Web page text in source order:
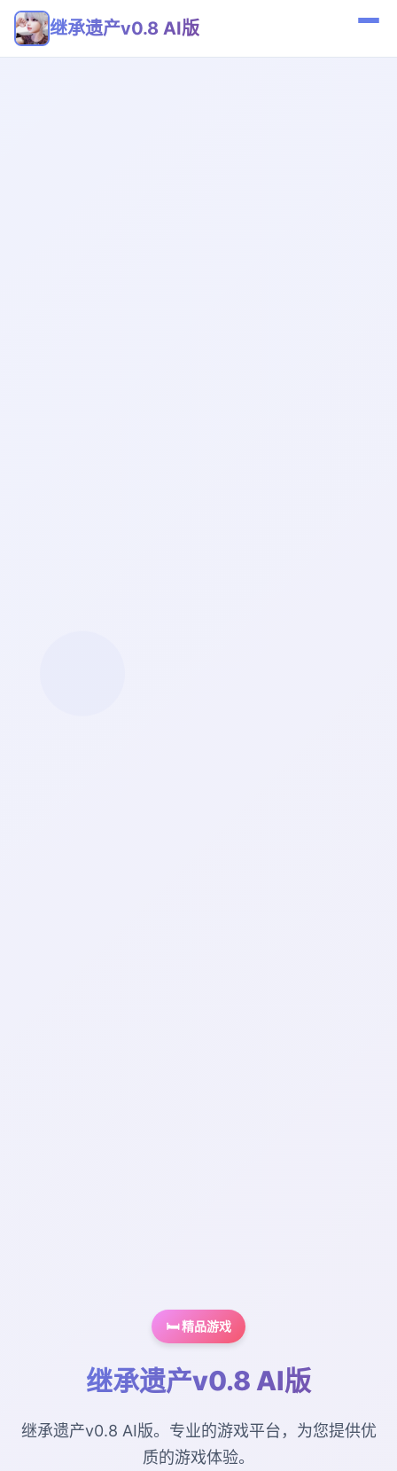
继承遗产v0.8 AI版
🛏️ 精品游戏
继承遗产v0.8 AI版
继承遗产v0.8 AI版。专业的游戏平台，为您提供优
质的游戏体验。